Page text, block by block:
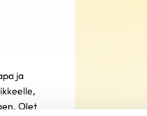
ja
Olet